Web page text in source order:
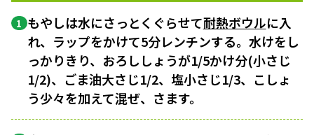
1 もやしは水にさっとくぐらせて耐熱ボウルに入
れ、ラップをかけて5分レンチンする。水けをし
っかりきり、おろししょうが1/5かけ分(小さじ
1/2)、ごま油大さじ1/2、塩小さじ1/3、こしょ
う少々を加えて混ぜ、さます。